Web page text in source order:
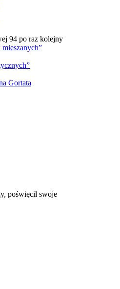
94 po raz kolejny
Gortata
poświęcił swoje